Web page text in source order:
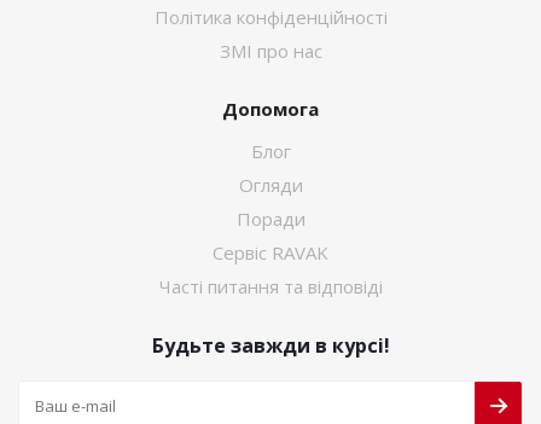
Політика конфіденційності
ЗМІ про нас
Допомога
Блог
Огляди
Поради
Сервіс RAVAK
Часті питання та відповіді
Будьте завжди в курсі!